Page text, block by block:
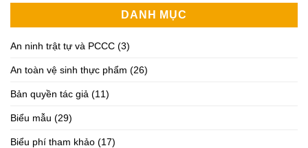
DANH MỤC
An ninh trật tự và PCCC (3)
An toàn vệ sinh thực phẩm (26)
Bản quyền tác giả (11)
Biểu mẫu (29)
Biểu phí tham khảo (17)